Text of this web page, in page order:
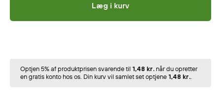
Optjen 5% af produktprisen svarende til 1,48 kr. når du opretter
en gratis konto hos os. Din kurv vil samlet set optjene 1,48 kr..
Læg i kurv